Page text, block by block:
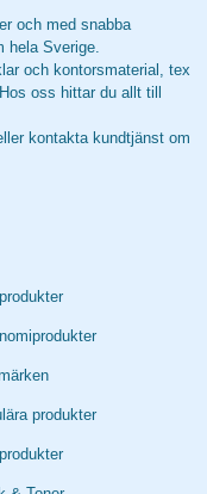
och med snabba
hela Sverige.
och kontorsmaterial, tex
oss hittar du allt till
kontakta kundtjänst om
produkter